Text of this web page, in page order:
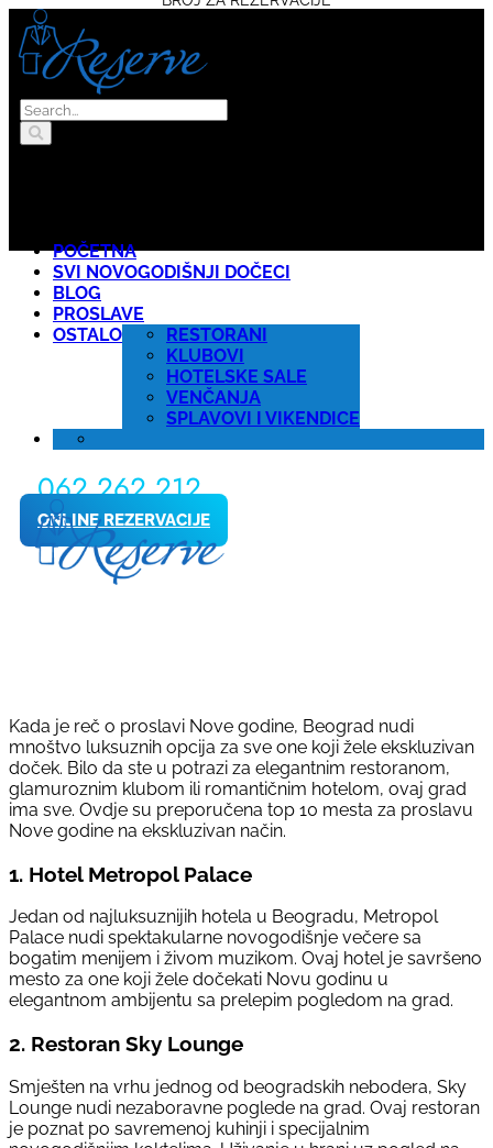
POČETNA
SVI NOVOGODIŠNJI DOČECI
BLOG
PROSLAVE
OSTALO
RESTORANI
KLUBOVI
HOTELSKE SALE
VENČANJA
SPLAVOVI I VIKENDICE
062 262 212
ONLINE REZERVACIJE
Kada je reč o proslavi Nove godine, Beograd nudi
mnoštvo luksuznih opcija za sve one koji žele ekskluzivan
doček. Bilo da ste u potrazi za elegantnim restoranom,
glamuroznim klubom ili romantičnim hotelom, ovaj grad
ima sve. Ovdje su preporučena top 10 mesta za proslavu
Nove godine na ekskluzivan način.
1. Hotel Metropol Palace
Jedan od najluksuznijih hotela u Beogradu, Metropol
Palace nudi spektakularne novogodišnje večere sa
bogatim menijem i živom muzikom. Ovaj hotel je savršeno
mesto za one koji žele dočekati Novu godinu u
elegantnom ambijentu sa prelepim pogledom na grad.
2. Restoran Sky Lounge
Smješten na vrhu jednog od beogradskih nebodera, Sky
Lounge nudi nezaboravne poglede na grad. Ovaj restoran
je poznat po savremenoj kuhinji i specijalnim